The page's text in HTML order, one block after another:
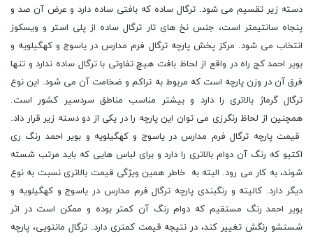
دسته زیر تقسیم می شود. ترگال ساده که بافتی ساده دارد و عرض آن صد و
پنجاه سانتیمتر است، جنس نخ های تار ترگال ساده از پلی استر و ویسکوز
انتخاب می شود. مرکز پخش پارچه ترگال فرم مدارس در یاسوج و کهگیلویه و
بویر احمد کج راه در واقع از لحاظ بافت هیچ تفاوتی با ترگال ساده ندارد و تنها
فرق آن در وزن پارچه است که مربوط به تراکم و ضخامت آن می شود. این نوع
ترگال گرماژ بالاتری را دارد و بیشتر مناسب مناطق سردسیر کشور است.
همچنین از لحاظ رنگرزی می توان این پارچه را در یکی از دو دسته زیر قرار داد.
قیمت پارچه ترگال فرم مدارس در یاسوج و کهگیلویه و بویر احمد رنگ ری
اکتیو که رنگ آن دوام بالاتری را دارد و برای لباس هایی که باید مرتب شسته
شوند، به کار می رود. البته به خاطر همین ویژگی قیمت بالاتری نسبت به نوع
دیگر دارد. کالیته و رنگبندی پارچه ترگال فرم مدارس در یاسوج و کهگیلویه و
بویر احمد رنگ مستقیم که دوام رنگ آن کمتر بوده و ممکن است در اثر
شستشو رنگش تغییر کند، در نتیجه قیمت کمتری دارد. ترگال مانتویی، پارچه